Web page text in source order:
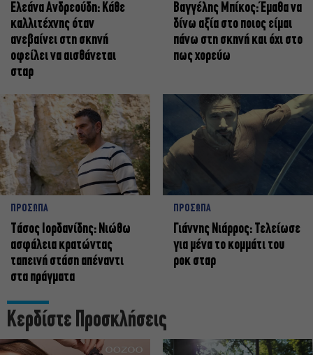
Ελεάνα Ανδρεούδη: Κάθε
καλλιτέχνης όταν
ανεβαίνει στη σκηνή
οφείλει να αισθάνεται
σταρ
Βαγγέλης Μπίκος: Έμαθα να
δίνω αξία στο ποιος είμαι
πάνω στη σκηνή και όχι στο
πως χορεύω
ΠΡΟΣΩΠΑ
Tάσος Ιορδανίδης: Νιώθω
ασφάλεια κρατώντας
ταπεινή στάση απέναντι
στα πράγματα
ΠΡΟΣΩΠΑ
Γιάννης Νιάρρος: Τελείωσε
για μένα το κομμάτι του
ροκ σταρ
Κερδίστε Προσκλήσεις